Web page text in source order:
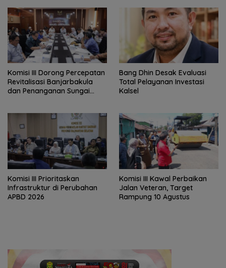
‎Komisi III Dorong Percepatan
Revitalisasi Banjarbakula
dan Penanganan Sungai
‎Bang Dhin Desak Evaluasi
Total Pelayanan Investasi
Kalsel
‎Komisi III Prioritaskan
Infrastruktur di Perubahan
APBD 2026
Komisi III Kawal Perbaikan
Jalan Veteran, Target
Rampung 10 Agustus